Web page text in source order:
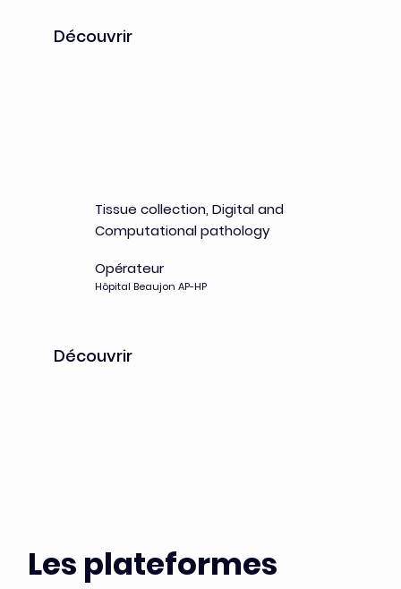
Découvrir
Tissue collection, Digital and
Computational pathology
Opérateur
Hôpital Beaujon AP-HP
Découvrir
Les plateformes